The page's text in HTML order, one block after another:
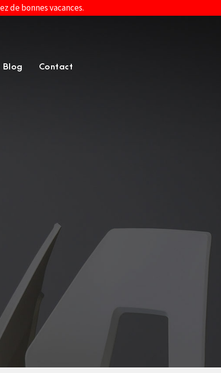
de bonnes vacances.
Blog Contact